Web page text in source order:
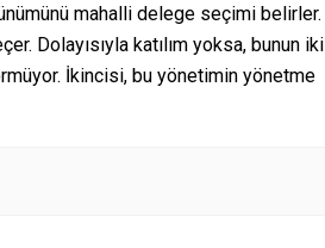
mahalli delege seçimi belirler.
Dolayısıyla katılım yoksa, bunun iki
İkincisi, bu yönetimin yönetme